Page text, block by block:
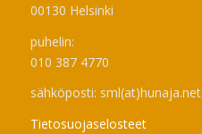
00130 Helsinki
puhelin:
010 387 4770
sähköposti: sml(at)hunaja.net
Tietosuojaselosteet